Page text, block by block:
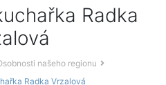
Radka
našeho regionu
Radka Vrzalová